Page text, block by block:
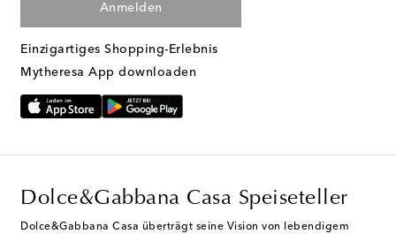
Anmelden
Einzigartiges Shopping-Erlebnis
Mytheresa App downloaden
Dolce&Gabbana Casa Speiseteller
Dolce&Gabbana Casa überträgt seine Vision von lebendigem